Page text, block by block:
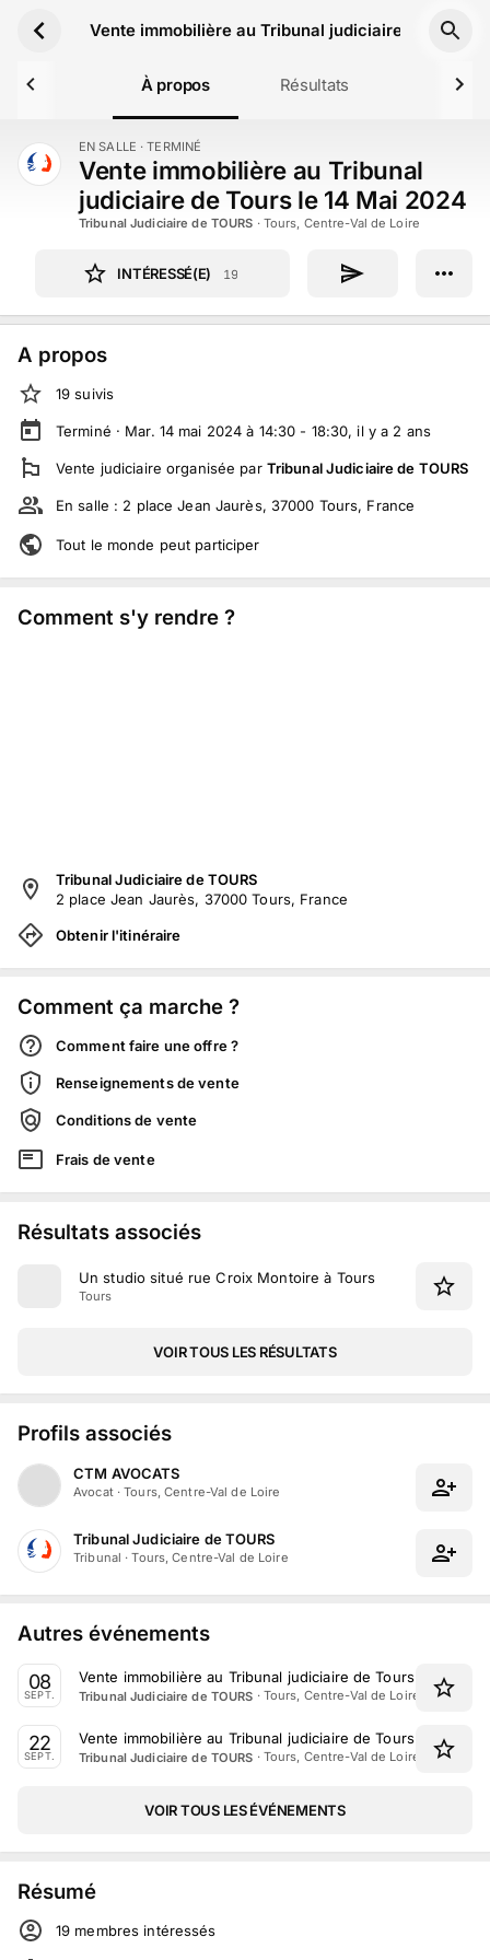
Vente immobilière au Tribunal judiciaire de Tours
À propos Résultats
TERMINÉ EN SALLE · TERMINÉ
Vente immobilière au Tribunal
judiciaire de Tours le 14 Mai 2024
Tribunal Judiciaire de TOURS · Tours, Centre-Val de Loire
INTÉRESSÉ(E) 19
A propos
19 suivis
Terminé · Mar. 14 mai 2024 à 14:30 - 18:30, il y a 2 ans
Vente judiciaire organisée par Tribunal Judiciaire de TOURS
En salle : 2 place Jean Jaurès, 37000 Tours, France
Tout le monde peut participer
Comment s'y rendre ?
Tribunal Judiciaire de TOURS
2 place Jean Jaurès, 37000 Tours, France
Obtenir l'itinéraire
Comment ça marche ?
Comment faire une offre ?
Renseignements de vente
Conditions de vente
Frais de vente
Résultats associés
Un studio situé rue Croix Montoire à Tours
Tours
VOIR TOUS LES RÉSULTATS
Profils associés
CTM AVOCATS
Avocat·Tours, Centre-Val de Loire
Tribunal Judiciaire de TOURS
Tribunal ·Tours, Centre-Val de Loire
Autres événements
08
SEPT.
Vente immobilière au Tribunal judiciaire de Tours le 8
Tribunal Judiciaire de TOURS · Tours, Centre-Val de Loire
22
SEPT.
Vente immobilière au Tribunal judiciaire de Tours le 22
Tribunal Judiciaire de TOURS · Tours, Centre-Val de Loire
VOIR TOUS LES ÉVÉNEMENTS
Résumé
19 membres intéressés